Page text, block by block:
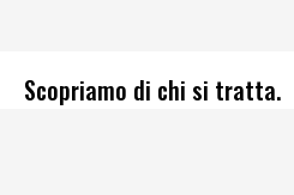
Scopriamo di chi si tratta.